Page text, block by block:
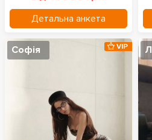
Детальна анкета
Софія VIP